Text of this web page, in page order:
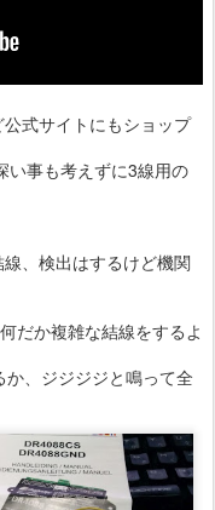
式サイトにもショップ
い事も考えずに3線用の
、検出はするけど機関
だか複雑な結線をするよ
か、ジジジジと鳴って全